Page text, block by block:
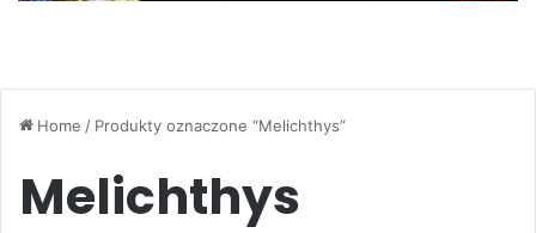
Home / Produkty oznaczone “Melichthys”
Melichthys